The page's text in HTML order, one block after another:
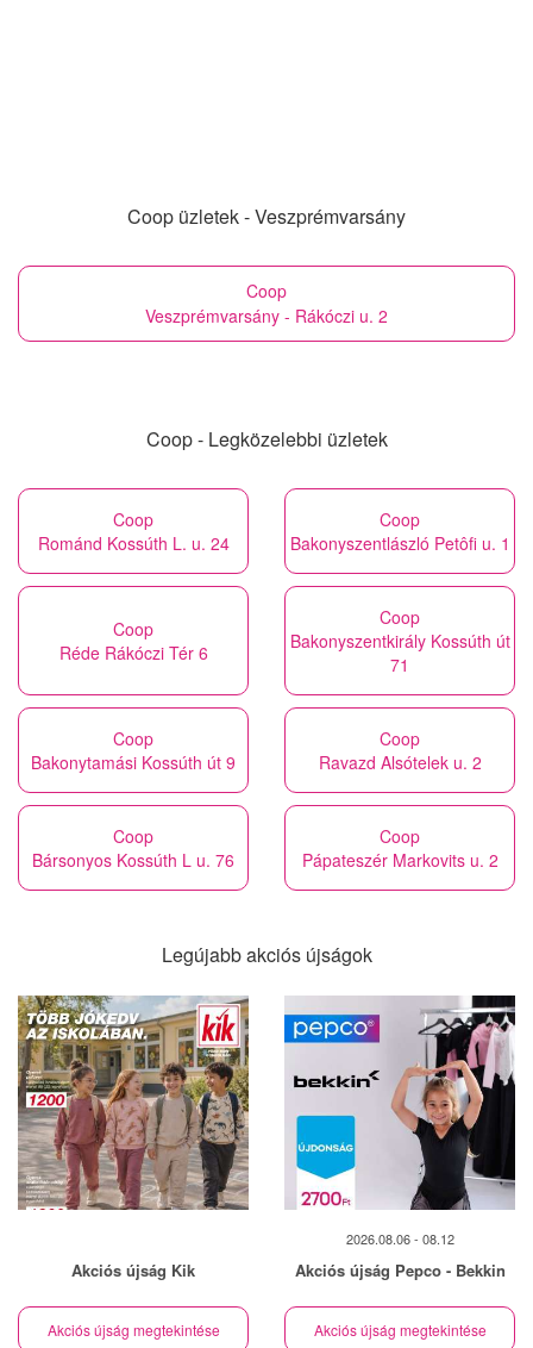
Coop üzletek - Veszprémvarsány
Coop
Veszprémvarsány - Rákóczi u. 2
Coop - Legközelebbi üzletek
Coop
Románd Kossúth L. u. 24
Coop
Bakonyszentlászló Petôfi u. 1
Coop
Réde Rákóczi Tér 6
Coop
Bakonyszentkirály Kossúth út
71
Coop
Bakonytamási Kossúth út 9
Coop
Ravazd Alsótelek u. 2
Coop
Bársonyos Kossúth L u. 76
Coop
Pápateszér Markovits u. 2
Legújabb akciós újságok
Akciós újság Kik
Akciós újság megtekintése
2026.08.06 - 08.12
Akciós újság Pepco - Bekkin
Akciós újság megtekintése